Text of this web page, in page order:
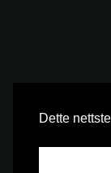
Alle
Dette